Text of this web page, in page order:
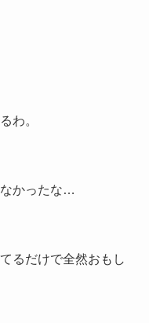
わ。
かったな…
るだけで全然おもし